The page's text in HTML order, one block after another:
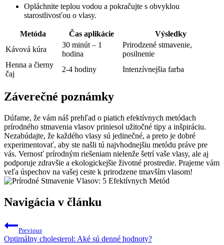
Opláchnite teplou⁣ vodou‍ a pokračujte s​ obvyklou
starostlivosťou o vlasy.
Metóda Čas aplikácie
Výsledky
Kávová kúra
30 ⁤minút⁣ – 1
hodina
Prirodzené stmavenie,⁤
posilnenie
Henna ⁤a čierny
⁢čaj
2-4⁣ hodiny Intenzívnejšia farba
Záverečné poznámky
Dúfame, že vám náš prehľad o piatich efektívnych metódach
prírodného stmavenia ‌vlasov priniesol ⁣užitočné tipy a inšpiráciu.
Nezabúdajte,‍ že ⁣každého⁢ vlasy sú‍ jedinečné, a preto je dobré
‌experimentovať, ⁢aby ste⁣ našli tú najvhodnejšiu‌ metódu práve‍ pre
‍vás. Vernosť prírodným ‌riešeniam nielenže šetrí vaše vlasy, ale aj
podporuje zdravšie a ekologickejšie životné prostredie. Prajeme‌ vám
veľa úspechov na vašej ceste k prirodzene tmavším vlasom!
Navigácia v článku
Previous
Optimálny cholesterol: Aké sú denné hodnoty?